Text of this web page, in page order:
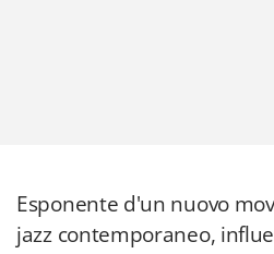
Esponente d'un nuovo
jazz contemporaneo,